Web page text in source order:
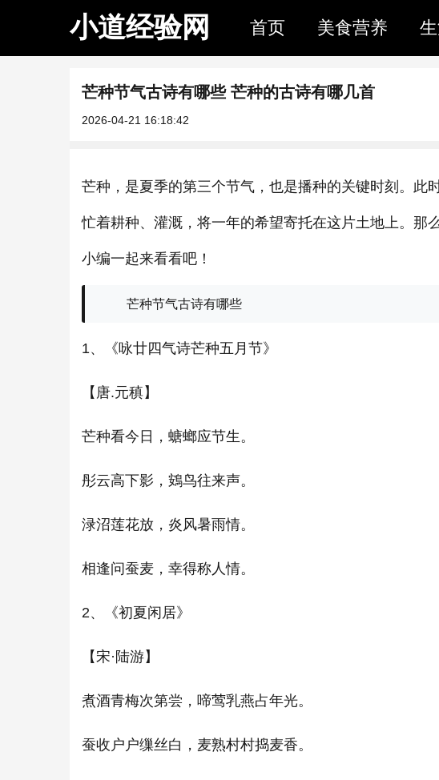
小道经验网 首页 美食营养
芒种节气古诗有哪些 芒种的古诗有哪几首
2026-04-21 16:18:42
芒种，是夏季的第三个节气，也是播种的关键时刻。此
忙着耕种、灌溉，将一年的希望寄托在这片土地上。那
小编一起来看看吧！
芒种节气古诗有哪些
1、《咏廿四气诗芒种五月节》
【唐.元稹】
芒种看今日，螗螂应节生。
彤云高下影，鴳鸟往来声。
渌沼莲花放，炎风暑雨情。
相逢问蚕麦，幸得称人情。
2、《初夏闲居》
【宋·陆游】
煮酒青梅次第尝，啼莺乳燕占年光。
蚕收户户缫丝白，麦熟村村捣麦香。